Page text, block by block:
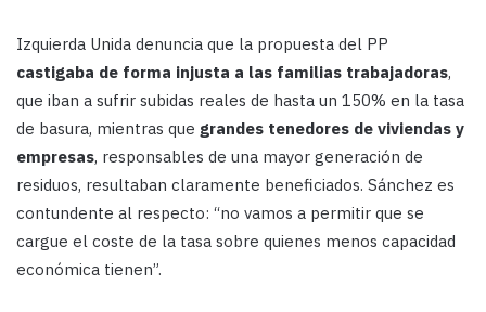
Izquierda Unida denuncia que la propuesta del PP
castigaba de forma injusta a las familias trabajadoras,
que iban a sufrir subidas reales de hasta un 150% en la tasa
de basura, mientras que grandes tenedores de viviendas y
empresas, responsables de una mayor generación de
residuos, resultaban claramente beneficiados. Sánchez es
contundente al respecto: “no vamos a permitir que se
cargue el coste de la tasa sobre quienes menos capacidad
económica tienen”.